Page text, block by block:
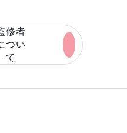
修者
つい
て